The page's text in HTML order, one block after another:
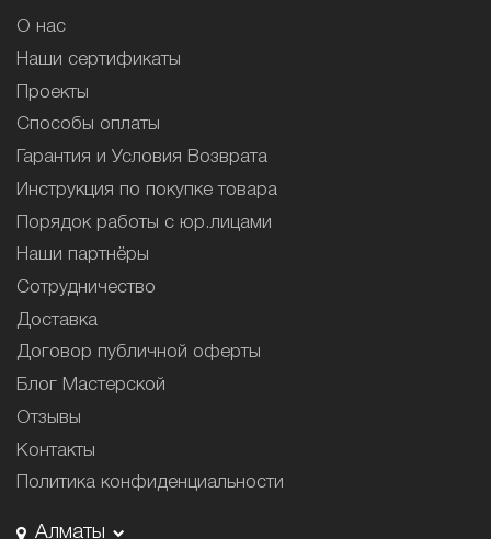
О нас
Наши сертификаты
Проекты
Способы оплаты
Гарантия и Условия Возврата
Инструкция по покупке товара
Порядок работы с юр.лицами
Наши партнёры
Сотрудничество
Доставка
Договор публичной оферты
Блог Мастерской
Отзывы
Контакты
Политика конфиденциальности
Алматы